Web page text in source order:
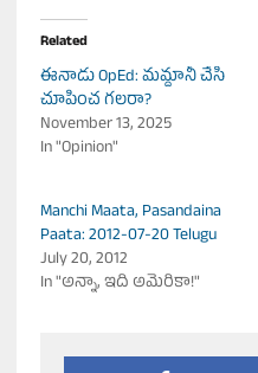
Related
ఈనాడు OpEd: మమ్దానీ చేసి
చూపించ గలరా?
November 13, 2025
In "Opinion"
Manchi Maata, Pasandaina
Paata: 2012-07-20 Telugu
July 20, 2012
In "అన్నా, ఇది అమెరికా!"